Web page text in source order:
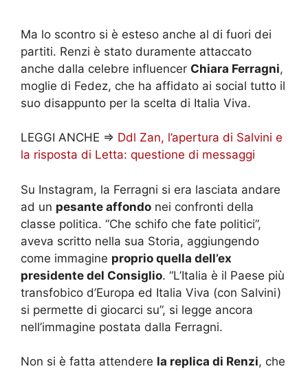
Ma lo scontro si è esteso anche al di fuori dei
partiti. Renzi è stato duramente attaccato
anche dalla celebre influencer Chiara Ferragni,
moglie di Fedez, che ha affidato ai social tutto il
suo disappunto per la scelta di Italia Viva.
LEGGI ANCHE => Ddl Zan, l’apertura di Salvini e
la risposta di Letta: questione di messaggi
Su Instagram, la Ferragni si era lasciata andare
ad un pesante affondo nei confronti della
classe politica. “Che schifo che fate politici”,
aveva scritto nella sua Storia, aggiungendo
come immagine proprio quella dell’ex
presidente del Consiglio. “L’Italia è il Paese più
transfobico d’Europa ed Italia Viva (con Salvini)
si permette di giocarci su”, si legge ancora
nell’immagine postata dalla Ferragni.
Non si è fatta attendere la replica di Renzi, che